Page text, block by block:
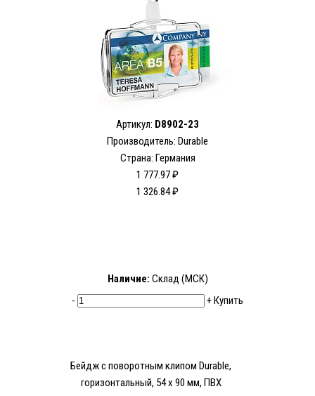
Артикул: D8902-23
Производитель: Durable
Страна: Германия
1 777.97 ₽
1 326.84 ₽
Наличие: Склад (МСК)
-
+Купить
Бейдж с поворотным клипом Durable,
горизонтальный, 54 х 90 мм, ПВХ